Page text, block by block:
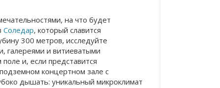
на что будет
Соледар, который славится
300 метров, исследуйте
галереями и витиеватыми
и, если представится
концертном зале с
дышать: уникальный микроклимат